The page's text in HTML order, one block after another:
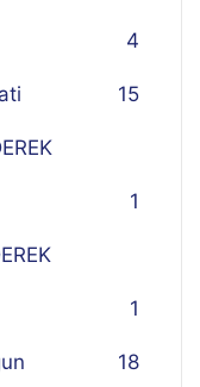
4
15
1
1
18